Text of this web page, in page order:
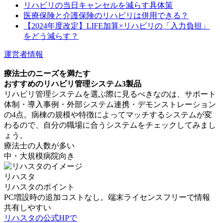
リハビリの当日キャンセルを減らす具体策
医療保険と介護保険のリハビリは併用できる？
【2024年度改定】LIFE加算×リハビリの「入力負担」
をどう減らす？
運営者情報
療法士のニーズを満たす
おすすめのリハビリ管理システム3製品
リハビリ管理システムを選ぶ際に見るべきなのは、サポート
体制・導入事例・外部システム連携・デモンストレーション
の4点。病棟の規模や特徴によってマッチするシステムが変
わるので、自分の職場に合うシステムをチェックしてみまし
ょう。
療法士の人数が多い
中・大規模病院向き
リハスタ
リハスタのポイント
PC増設時の追加コストなし。端末ライセンスフリーで情報
共有しやすい
リハスタの公式HPで